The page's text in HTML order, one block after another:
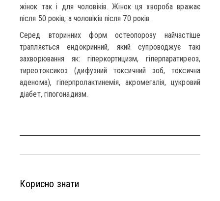
жінок так і для чоловіків. Жінок ця хвороба вражає
після 50 років, а чоловіків після 70 років.
Серед вторинних форм остеопорозу найчастіше
трапляється ендокринний, який супроводжує такі
захворювання як: гіперкортицизм, гіперпаратиреоз,
тиреотоксикоз (дифузний токсичний зоб, токсична
аденома), гіперпролактинемія, акромегалія, цукровий
діабет, гіпогонадизм.
Корисно знати